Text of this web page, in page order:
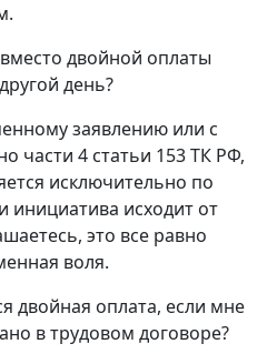
двойной оплаты
день?
заявлению или с
части 4 статьи 153 ТК РФ,
исключительно по
инициатива исходит от
это все равно
воля.
двойная оплата, если мне
в трудовом договоре?